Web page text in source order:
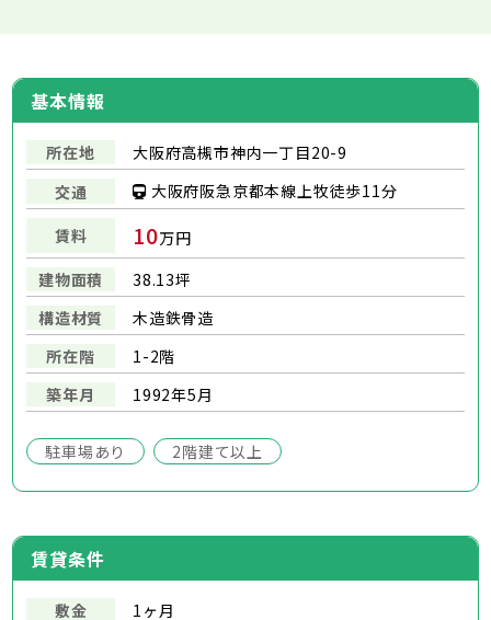
基本情報
所在地
大阪府高槻市神内一丁目20-9
交通
大阪府阪急京都本線上牧徒歩11分
賃料 10万円
建物面積
38.13坪
構造材質
木造鉄骨造
所在階
1-2階
築年月
1992年5月
駐車場あり 2階建て以上
賃貸条件
敷金 1ヶ月